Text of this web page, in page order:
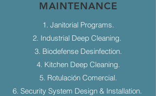
MAINTENANCE
1. Janitorial Programs.
2. Industrial Deep Cleaning.
3. Biodefense Desinfection.
4. Kitchen Deep Cleaning.
5. Rotulación Comercial.
6. Security System Design & Installation.